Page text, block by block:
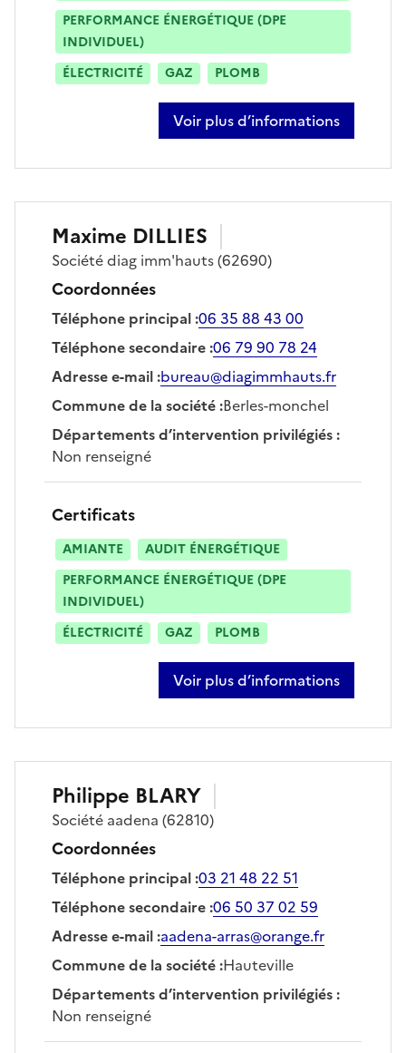
PERFORMANCE ÉNERGÉTIQUE (DPE
INDIVIDUEL)
ÉLECTRICITÉ
GAZ PLOMB
Voir plus d’informations
sur grégory stach
Maxime DILLIES
Sociétédiag imm'hauts(62690)
Coordonnées
Téléphone principal:06 35 88 43 00
Téléphone secondaire:06 79 90 78 24
Adresse e-mail:bureau@diagimmhauts.fr
Commune de la société:Berles-monchel
Départements d’intervention privilégiés:
Non renseigné
Certificats
AMIANTE
AUDIT ÉNERGÉTIQUE
PERFORMANCE ÉNERGÉTIQUE (DPE
INDIVIDUEL)
ÉLECTRICITÉ
GAZ PLOMB
Voir plus d’informations
sur maxime dillies
Philippe BLARY
Société aadena (62810)
Coordonnées
Téléphone principal:03 21 48 22 51
Téléphone secondaire:06 50 37 02 59
Adresse e-mail:aadena-arras@orange.fr
Commune de la société:Hauteville
Départements d’intervention privilégiés:
Non renseigné